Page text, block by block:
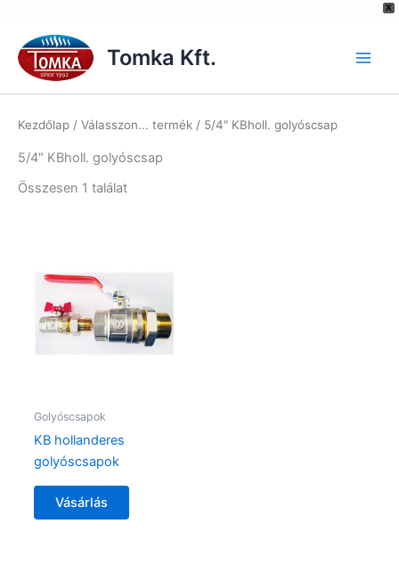
X
content
Tomka Kft.
Kezdőlap / Válasszon... termék / 5/4″ KBholl. golyóscsap
5/4″ KBholl. golyóscsap
Összesen 1 találat
Golyóscsapok
KB hollanderes
golyóscsapok
Vásárlás